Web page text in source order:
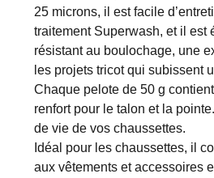
25 microns, il est facile
traitement Superwash, et il est
résistant au boulochage, une
les projets tricot qui subissent
Chaque pelote de 50 g
renfort pour le talon et la
de vie de vos chaussettes.
Idéal pour les chaussettes, il
aux vêtements et accessoires